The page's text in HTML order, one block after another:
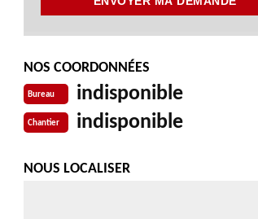
NOS COORDONNÉES
Bureau indisponible
Chantier indisponible
NOUS LOCALISER